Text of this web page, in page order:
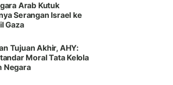
Arab Kutuk
Serangan Israel ke
Gaza
Tujuan Akhir, AHY:
Moral Tata Kelola
Negara